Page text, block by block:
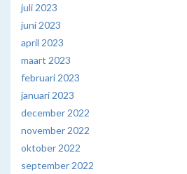
juli 2023
juni 2023
april 2023
maart 2023
februari 2023
januari 2023
december 2022
november 2022
oktober 2022
september 2022